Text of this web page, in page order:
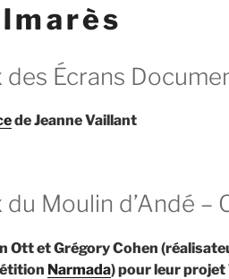
des Écrans
de Jeanne Vaillant
du Moulin d’Andé –
Ott et Grégory Cohen
Narmada) pour leur